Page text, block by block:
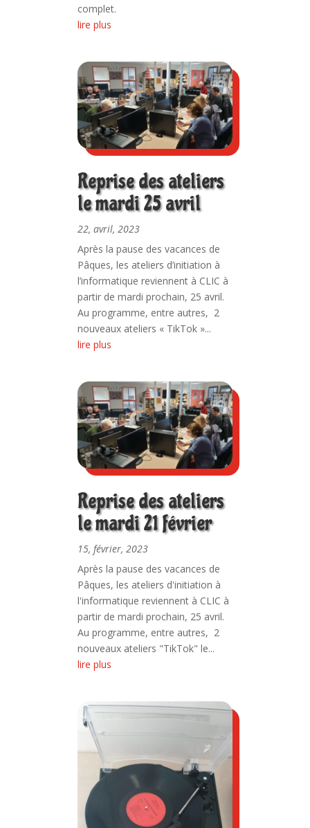
complet.
lire plus
Reprise des ateliers
le mardi 25 avril
22, avril, 2023
Après la pause des vacances de
Pâques, les ateliers d’initiation à
l’informatique reviennent à CLIC à
partir de mardi prochain, 25 avril.
Au programme, entre autres, 2
nouveaux ateliers « TikTok »...
lire plus
Reprise des ateliers
le mardi 21 février
15, février, 2023
Après la pause des vacances de
Pâques, les ateliers d'initiation à
l'informatique reviennent à CLIC à
partir de mardi prochain, 25 avril.
Au programme, entre autres, 2
nouveaux ateliers "TikTok" le...
lire plus